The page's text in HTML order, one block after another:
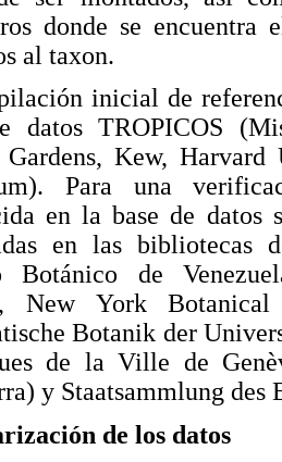
donde se
al taxon.
inicial de
datos TROPICOS
Kew,
Para una
en la base de datos
en las bibliotecas
Botánico de
New York
Botanik der
de la Ville de
y Staatsammlung des
de los datos